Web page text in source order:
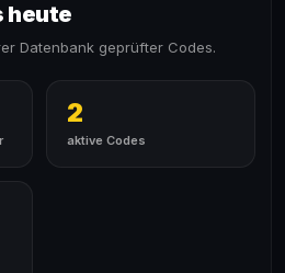
heute
Datenbank geprüfter Codes.
2
aktive Codes